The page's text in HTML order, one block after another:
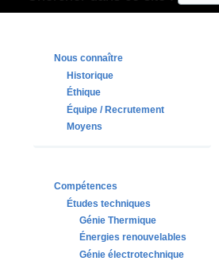
Nous connaître
Historique
Éthique
Équipe / Recrutement
Moyens
Compétences
Études techniques
Génie Thermique
Énergies renouvelables
Génie électrotechnique